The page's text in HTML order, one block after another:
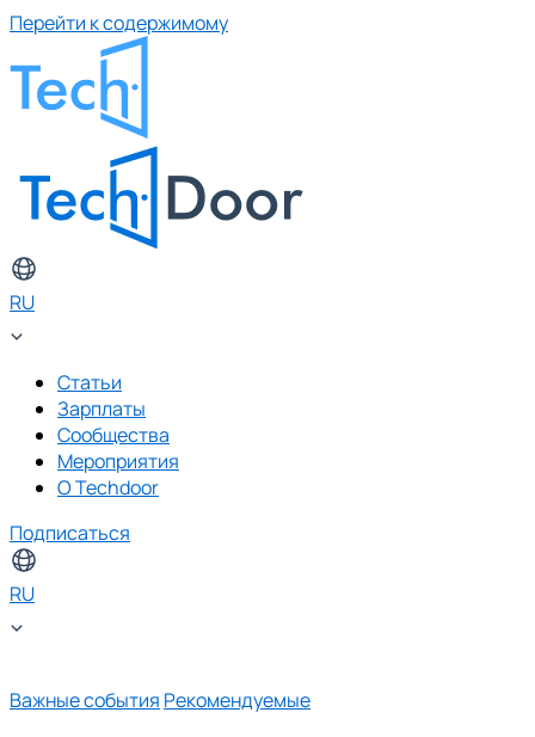
Перейти к содержимому
RU
Статьи
Зарплаты
Сообщества
Мероприятия
О Techdoor
Подписаться
RU
Важные события Рекомендуемые